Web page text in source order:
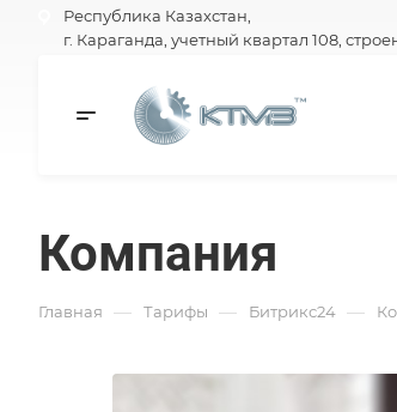
Республика Казахстан,
г. Караганда, учетный квартал 108,
Компания
Главная — Тарифы — Битрикс24 —